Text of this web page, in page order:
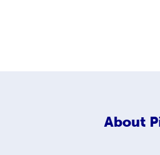
About